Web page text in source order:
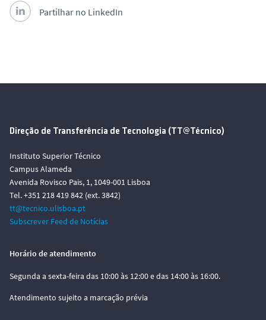
Partilhar no LinkedIn
Direção de Transferência de Tecnologia (TT@Técnico)
Instituto Superior Técnico
Campus Alameda
Avenida Rovisco Pais, 1, 1049-001 Lisboa
Tel. +351 218 419 842 (ext. 3842)
tt@tecnico.ulisboa.pt
Subscrever Feed de Notícias
Horário de atendimento
Segunda a sexta-feira das 10:00 às 12:00 e das 14:00 às 16:00.
Atendimento sujeito a marcação prévia